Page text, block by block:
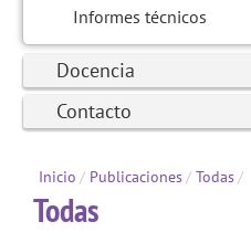
Informes técnicos
Docencia
Contacto
Inicio / Publicaciones/ Todas/
Todas